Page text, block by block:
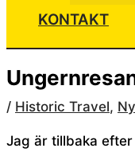
KONTAKT
/ Historic Travel,
Jag är tillbaka